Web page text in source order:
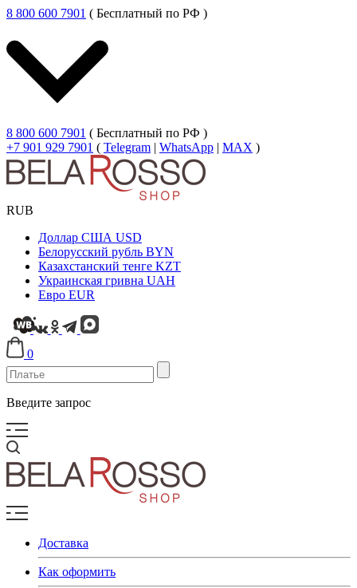
8 800 600 7901 ( Бесплатный по РФ )
8 800 600 7901 ( Бесплатный по РФ )
+7 901 929 7901 ( Telegram | WhatsApp | MAX )
RUB
Доллар США USD
Белорусский рубль BYN
Казахстанский тенге KZT
Украинская гривна UAH
Евро EUR
0
Введите запрос
Доставка
Как оформить